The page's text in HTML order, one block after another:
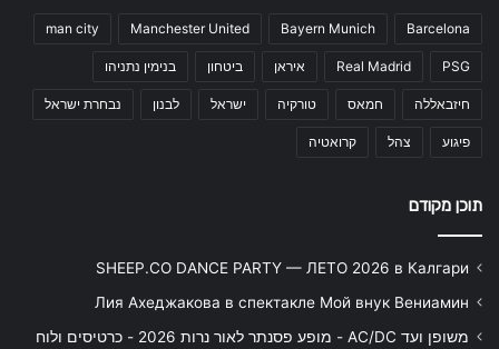
Barcelona
Bayern Munich
Manchester United
man city
PSG
Real Madrid איראן ביטחון בנימין נתניהו
חיזבאללה חמאס טורקיה ישראל לבנון נבחרת ישראל
פיגוע צהל קרואטיה
תוכן מקודם
SHEEP.CO DANCE PARTY — ЛЕТО 2026 в Калгари
Лия Ахеджакова в спектакле Мой внук Вениамин
משופן ועד AC/DC - מופע פסנתר לאור נרות 2026 - כרטיסים ולוח